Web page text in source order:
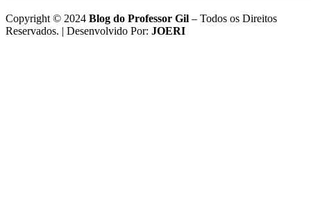
Copyright © 2024 Blog do Professor Gil – Todos os Direitos
Reservados. | Desenvolvido Por: JOERI